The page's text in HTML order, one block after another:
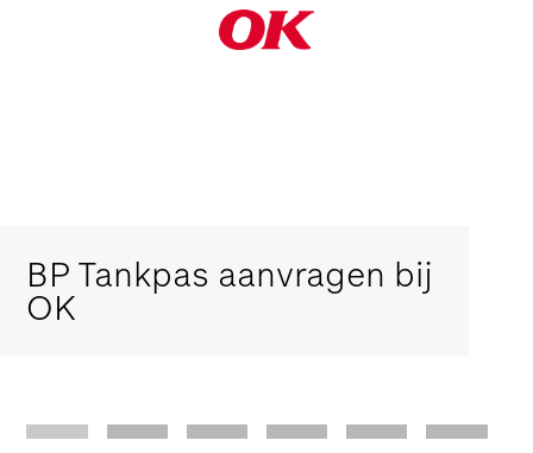
BP Tankpas aanvragen bij
OK